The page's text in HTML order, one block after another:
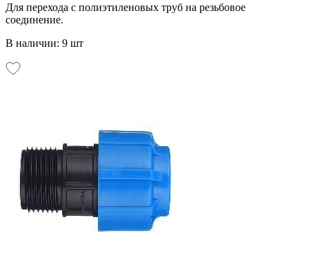
Для перехода с полиэтиленовых труб на резьбовое
соединение.
В наличии: 9 шт